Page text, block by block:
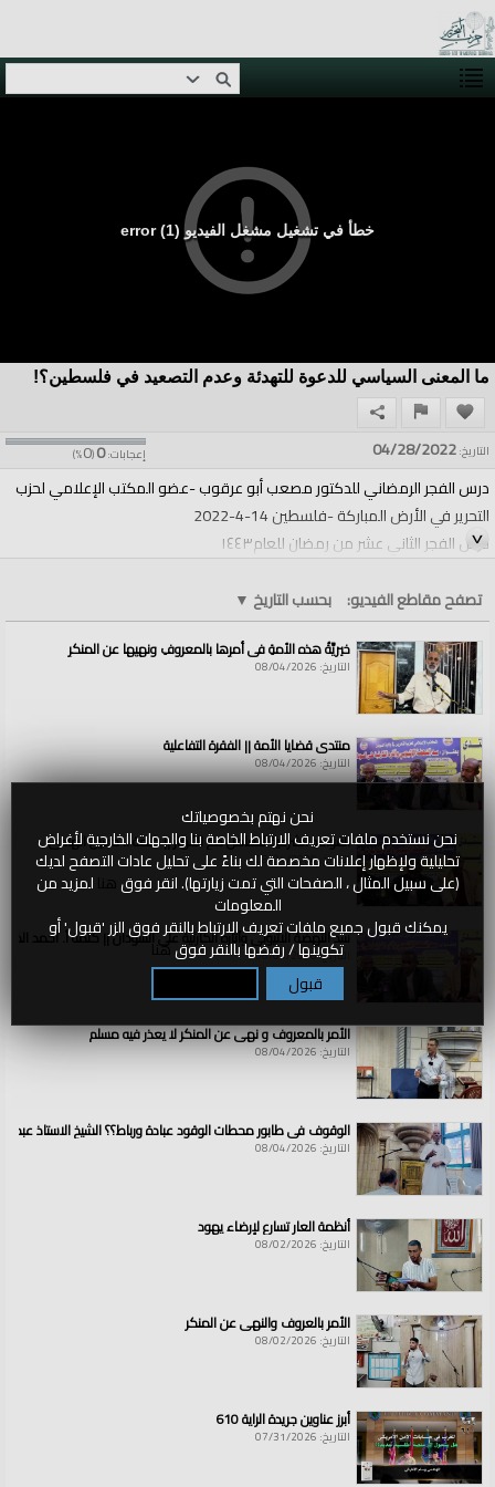
نحن نهتم بخصوصياتك
نحن نستخدم ملفات تعريف الارتباط الخاصة بنا والجهات الخارجية لأغراض
تحليلية ولإظهار إعلانات مخصصة لك بناءً على تحليل عادات التصفح لديك
(على سبيل المثال ، الصفحات التي تمت زيارتها). انقر فوق لمزيد من
المعلومات
يمكنك قبول جميع ملفات تعريف الارتباط بالنقر فوق الزر 'قبول' أو
تكوينها / رفضها بالنقر فوق
قبول
خطأ في تشغيل مشغل الفيديو (1) error
ما المعنى السياسي للدعوة للتهدئة وعدم التصعيد في فلسطين؟!
إعجابات:0
(
0
%) التاريخ:04/28/2022
درس الفجر الرمضاني للدكتور مصعب أبو عرقوب -عضو المكتب الإعلامي لحزب
التحرير في الأرض المباركة -فلسطين 14-4-2022
درس الفجر الثاني عشر من رمضان للعام١٤٤٣
الولايات والمناطق
الولايات والمناطق»الأرض المباركة فلسطين
قنوات:
الولايات والمناطق
العلامات:ما|المعنى|
فلسطين؟!
تصفح مقاطع الفيديو: بحسب التاريخ ▼
خيريَّةُ هذه الأمةِ في أمرِها بالمعروفِ ونهيِها عن المنكرِ
التاريخ: 08/04/2026
منتدى قضايا الأمة || الفقرة التفاعلية
التاريخ: 08/04/2026
القواعد الشرعية للتعامل مع الأنهار || كلمة أ. حسين الهادي
التاريخ: 08/04/2026
سد النهضة الاثيوبي وآثاره الكارثية على السودان || كلمة أ. أحمد
التاريخ: 08/04/2026
الأمر بالمعروف و نهي عن المنكر لا يعذر فيه مسلم
التاريخ: 08/04/2026
الوقوف في طابور محطات الوقود عبادة ورباط؟؟ الشيخ الاستاذ عبد
التاريخ: 08/04/2026
أنظمة العار تسارع لإرضاء يهود
التاريخ: 08/02/2026
الأمر بالعروف والنهي عن المنكر
التاريخ: 08/02/2026
أبرز عناوين جريدة الراية 610
التاريخ: 07/31/2026